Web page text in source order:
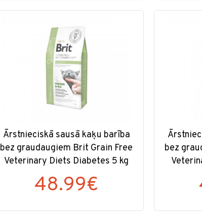
Ārstnieciskā sausā kaķu barība
bez graudaugiem Brit Grain Free
Veterinary Diets Diabetes 5 kg
48.99€
bez